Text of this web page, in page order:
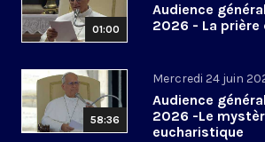
01:00
Audience
2026 - La prière
58:36
Mercredi 24 juin
Audience
2026 -Le
eucharistique